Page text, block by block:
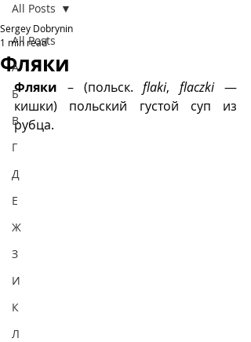
All Posts
А
Б
В
Г
Д
Е
Ж
З
И
К
Л
All Posts
Фляки
Sergey Dobrynin
1 min read
Фляки – (польск. flaki, flaczki —
кишки) польский густой суп из
рубца.